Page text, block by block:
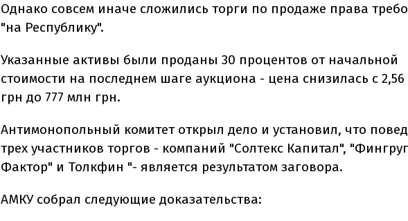
Однако совсем иначе сложились торги по продаже права
"на Республику".
Указанные активы были проданы 30 процентов от начальной
стоимости на последнем шаге аукциона - цена снизилась с
грн до 777 млн грн.
Антимонопольный комитет открыл дело и установил, что
трех участников торгов - компаний "Солтекс Капитал",
Фактор" и Толкфин "- является результатом заговора.
АМКУ собрал следующие доказательства: